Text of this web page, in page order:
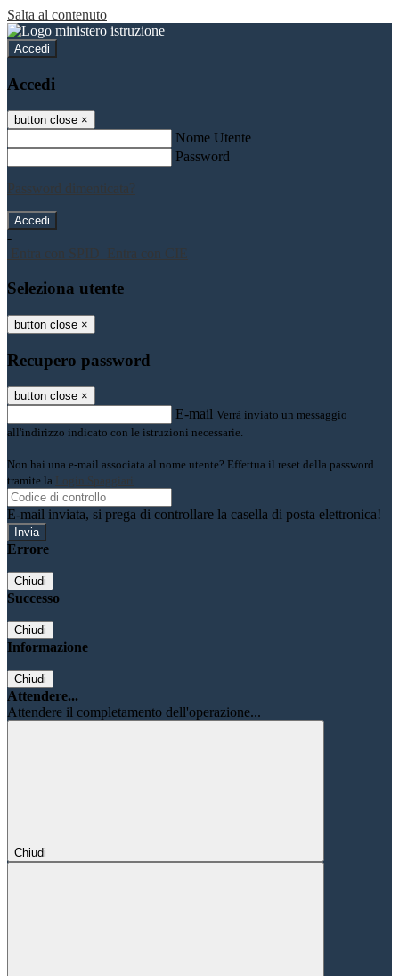
Salta al contenuto
Accedi
Accedi
button close ×
Nome Utente
Password
Password dimenticata?
-
Entra con SPID
Entra con CIE
Seleziona utente
button close ×
Recupero password
button close ×
E-mail Verrà inviato un messaggio
all'indirizzo indicato con le istruzioni necessarie.
Non hai una e-mail associata al nome utente? Effettua il reset della password
tramite la Login Spaggiari
E-mail inviata, si prega di controllare la casella di posta elettronica!
Errore
Chiudi
Successo
Chiudi
Informazione
Chiudi
Attendere...
Attendere il completamento dell'operazione...
Chiudi